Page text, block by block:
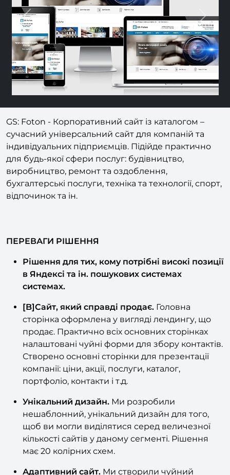
Previous
GS: Foton - Корпоративний сайт із каталогом –
сучасний універсальний сайт для компаній та
індивідуальних підприємців. Підійде практично
для будь-якої сфери послуг: будівництво,
виробництво, ремонт та оздоблення,
бухгалтерські послуги, техніка та технології, спорт,
ПЕРЕВАГИ РІШЕННЯ
Рішення для тих, кому потрібні високі позиції
в Яндексі та ін. пошукових системах
системах.
[B]Сайт, який справді продає. Головна
сторінка оформлена у вигляді лендингу, що
продає. Практично всіх основних сторінках
налаштовані чуйні форми для збору контактів.
Створено основні сторінки для презентації
компанії: ціни, акції, послуги, каталог,
портфоліо, контакти і т.д.
Унікальний дизайн. Ми розробили
нешаблонний, унікальний дизайн для того,
щоб ви могли виділятися серед величезної
кількості сайтів у даному сегменті. Рішення
має 20 колірних схем.